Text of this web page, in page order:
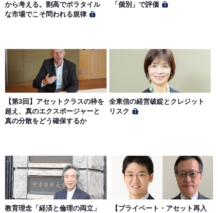
から考える。割高でボラタイル
な市場でこそ問われる規律
「個別」で評価
【第3回】アセットクラスの枠を
超え、真のエクスポージャーと
真の分散をどう確保するか
全東信の経営破綻とクレジット
リスク
教育理念「経済と倫理の両立」
【プライベート・アセット再入